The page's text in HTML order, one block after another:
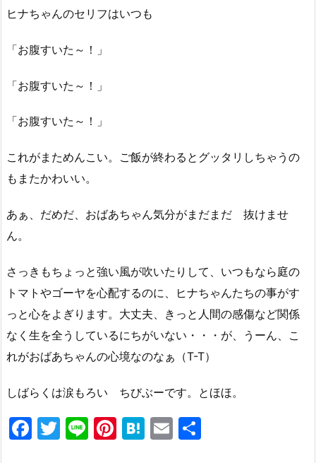
ヒナちゃんのセリフはいつも
「お腹すいた～！」
「お腹すいた～！」
「お腹すいた～！」
これがまためんこい。ご飯が終わるとグッタリしちゃうの
もまたかわいい。
あぁ、だめだ、おばあちゃん気分がまだまだ 抜けませ
ん。
さっきもちょっと強い風が吹いたりして、いつもなら庭の
トマトやゴーヤを心配するのに、ヒナちゃんたちの事がす
っと心をよぎります。大丈夫、きっと人間の感傷など関係
なく生を全うしているにちがいない・・・が、うーん、こ
れがおばあちゃんの心境なのなぁ（T-T）
しばらくは涙もろい ちびぶーです。とほほ。
F
T
Li Pi H
E